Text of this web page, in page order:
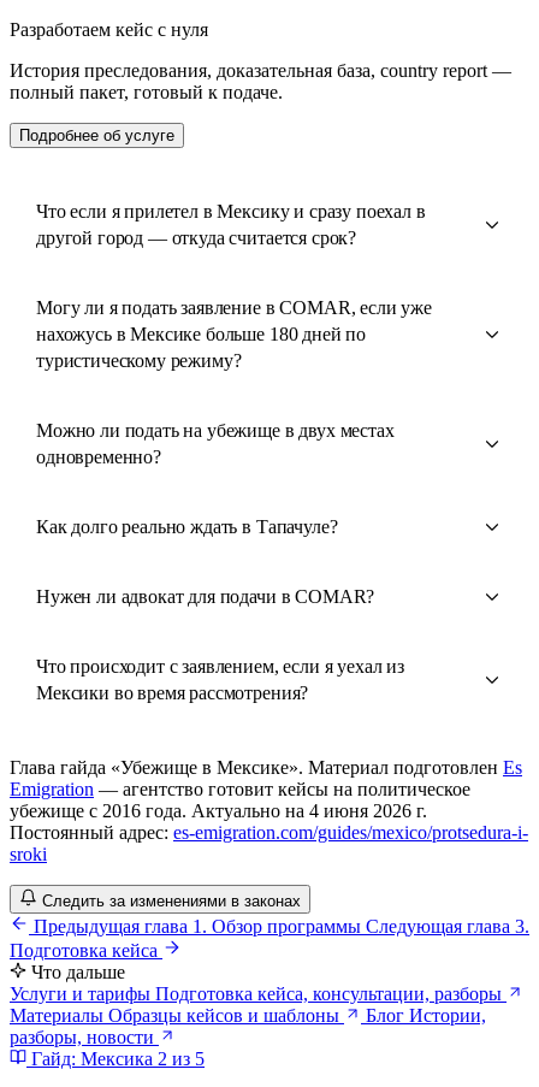
Разработаем кейс с нуля
История преследования, доказательная база, country report —
полный пакет, готовый к подаче.
Подробнее об услуге
Что если я прилетел в Мексику и сразу поехал в
другой город — откуда считается срок?
Могу ли я подать заявление в COMAR, если уже
нахожусь в Мексике больше 180 дней по
туристическому режиму?
Можно ли подать на убежище в двух местах
одновременно?
Как долго реально ждать в Тапачуле?
Нужен ли адвокат для подачи в COMAR?
Что происходит с заявлением, если я уехал из
Мексики во время рассмотрения?
Глава гайда «Убежище в Мексике». Материал подготовлен Es
Emigration — агентство готовит кейсы на политическое
убежище с 2016 года. Актуально на 4 июня 2026 г.
Постоянный адрес: es-emigration.com/guides/mexico/protsedura-i-
sroki
Следить за изменениями в законах
Предыдущая глава 1. Обзор программы Следующая глава 3.
Подготовка кейса
Что дальше
Услуги и тарифы Подготовка кейса, консультации, разборы
Материалы Образцы кейсов и шаблоны Блог Истории,
разборы, новости
Гайд: Мексика 2 из 5